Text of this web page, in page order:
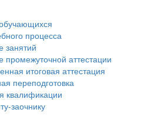
процесса
занятий
промежуточной аттестации
итоговая аттестация
переподготовка
квалификации
заочнику